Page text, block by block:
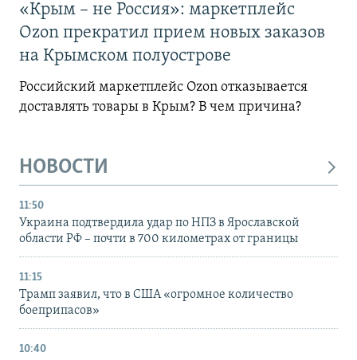
«Крым – не Россия»: маркетплейс
Ozon прекратил прием новых заказов
на Крымском полуострове
Российский маркетплейс Ozon отказывается
доставлять товары в Крым? В чем причина?
НОВОСТИ
11:50
Украина подтвердила удар по НПЗ в Ярославской
области РФ – почти в 700 километрах от границы
11:15
Трамп заявил, что в США «огромное количество
боеприпасов»
10:40